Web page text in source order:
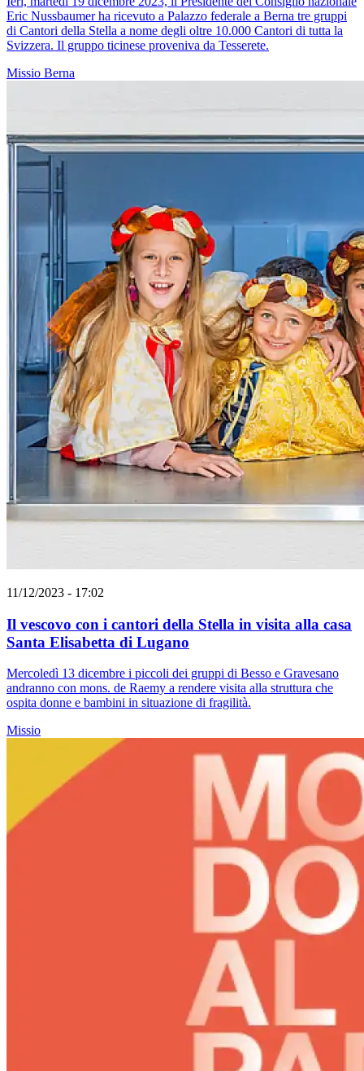
Eric Nussbaumer ha ricevuto a Palazzo federale a Berna tre gruppi
di Cantori della Stella a nome degli oltre 10.000 Cantori di tutta la
Svizzera. Il gruppo ticinese proveniva da Tesserete.
Missio Berna
11/12/2023 - 17:02
Il vescovo con i cantori della Stella in visita alla casa
Santa Elisabetta di Lugano
Mercoledì 13 dicembre i piccoli dei gruppi di Besso e Gravesano
andranno con mons. de Raemy a rendere visita alla struttura che
ospita donne e bambini in situazione di fragilità.
Missio